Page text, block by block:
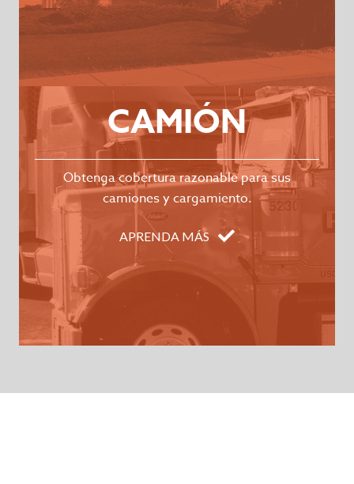
CAMIÓN
Obtenga cobertura razonable para sus
camiones y cargamiento.
APRENDA MÁS